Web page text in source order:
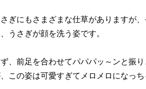
さぎにもさまざまな仕草がありますが
うさぎが顔を洗う姿です。
ず、前足を合わせてパパパッ～ンと振
この姿は可愛すぎてメロメロになっち